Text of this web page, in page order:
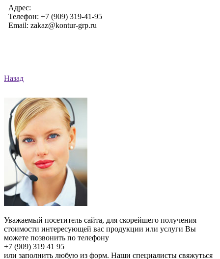
Адрес:
Телефон: +7 (909) 319-41-95
Email: zakaz@kontur-grp.ru
Назад
Уважаемый посетитель сайта, для скорейшего получения
стоимости интересующей вас продукции или услуги Вы
можете позвонить по телефону
+7 (909) 319 41 95
или заполнить любую из форм. Наши специалисты свяжуться